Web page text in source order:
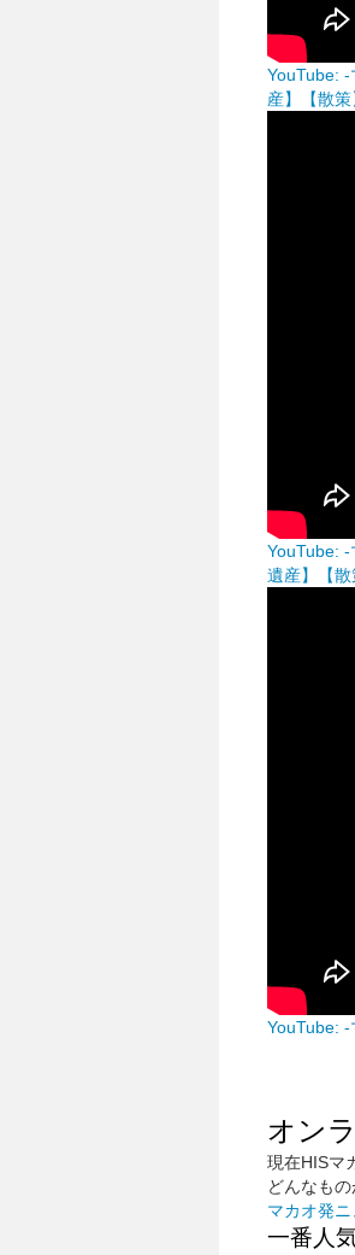
YouTube:
産】【散策
YouTube:
遺産】【散
YouTube:
オン
現在HISマ
どんなも
マカオ発
一番人